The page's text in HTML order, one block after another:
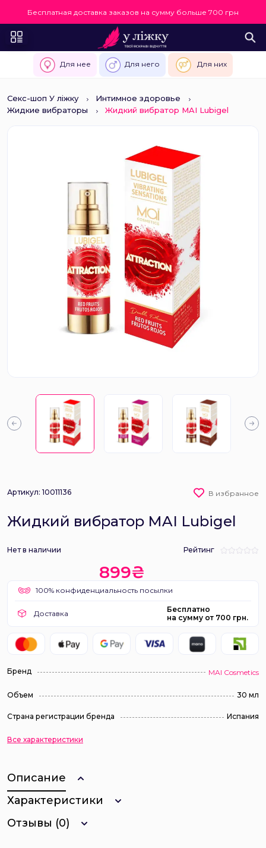
Бесплатная доставка заказов на сумму больше 700 грн
Для нее Для него Для них
Секс-шоп У ліжку
Интимное здоровье
Жидкие вибраторы
Жидкий вибратор MAI Lubigel
Артикул: 10011136 В избранное
Жидкий вибратор MAI Lubigel
Нет в наличии Рейтинг
899₴
100% конфиденциальность посылки
Доставка
Бесплатно
на сумму от 700 грн.
Бренд MAI Cosmetics
Объем 30 мл
Страна регистрации бренда Испания
Все характеристики
Описание
Характеристики
Отзывы (0)